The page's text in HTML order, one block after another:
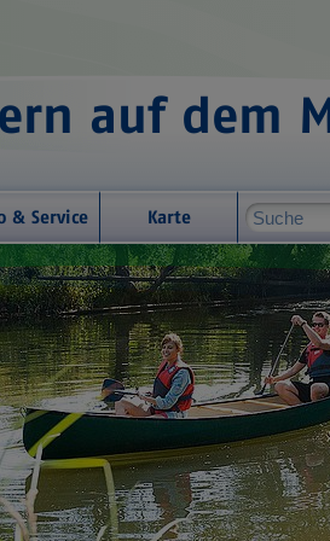
auf dem
& Service Karte